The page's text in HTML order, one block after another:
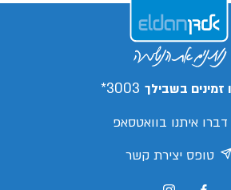
זמינים בשבילך 3003*
דברו איתנו בוואטסאפ
טופס יצירת קשר